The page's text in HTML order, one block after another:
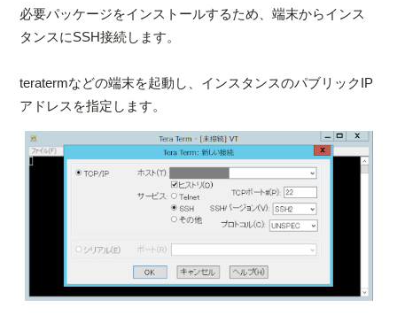
必要パッケージをインストールするため、端末からインス
タンスにSSH接続します。
teratermなどの端末を起動し、インスタンスのパブリックIP
アドレスを指定します。